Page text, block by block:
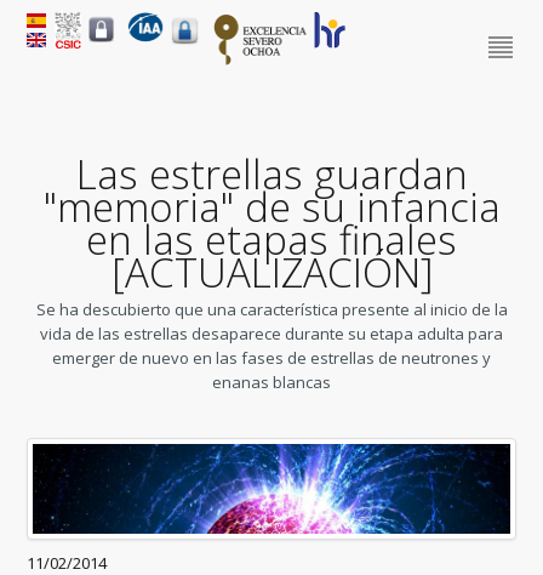
Las estrellas guardan
"memoria" de su infancia
en las etapas finales
[ACTUALIZACIÓN]
Se ha descubierto que una característica presente al inicio de la
vida de las estrellas desaparece durante su etapa adulta para
emerger de nuevo en las fases de estrellas de neutrones y
enanas blancas
11/02/2014